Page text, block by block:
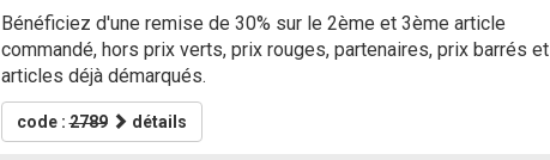
Bénéficiez d'une remise de 30% sur le 2ème et 3ème article
commandé, hors prix verts, prix rouges, partenaires, prix barrés et
articles déjà démarqués.
code :2789 détails